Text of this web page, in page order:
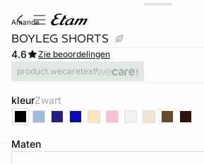
amande
BOYLEG SHORTS
4.6
Zie beoordelingen
product.wecaretext
kleur zwart
Maten